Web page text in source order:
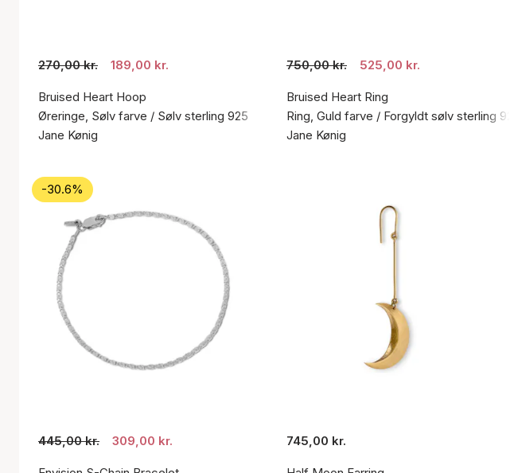
270,00 kr. 189,00 kr.
Bruised Heart Hoop
Øreringe, Sølv farve / Sølv sterling 925
Jane Kønig
750,00 kr. 525,00 kr.
Bruised Heart Ring
Ring, Guld farve / Forgyldt sølv sterling 925
Jane Kønig
-30.6%
445,00 kr. 309,00 kr. 745,00 kr.